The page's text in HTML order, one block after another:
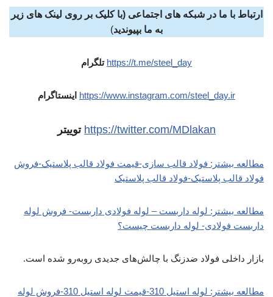
ارتباط با ما در شبکه های اجتماعی (با کلیک بر روی لینک های زیر
به ما بپیوندید)
https://t.me/steel_day تلگرام
https://www.instagram.com/steel_day.ir اینستاگرام
https://twitter.com/MDlakan توییتر
مطالعه بیشتر: فولاد قالب سازی-قیمت فولاد قالب پلاستیک-فروش
فولاد قالب پلاستیک-فولاد قالب پلاستیک
مطالعه بیشتر: لوله داربست – لوله فولادی داربست- فروش لوله
داربست فولادی- لوله داربست چیست؟
بازار داخلی فولاد ضدزنگ با چالش‌های جدیدی روبه‌رو شده است.
مطالعه بیشتر: لوله استیل 310-قیمت لوله استیل 310-فروش لوله